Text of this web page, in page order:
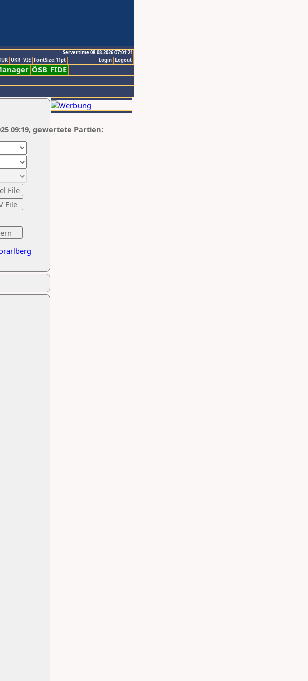
Servertime 08.08.2026 07:01:21
Logout
Login
UKR VIE FontSize:11pt
ÖSB FIDE
09:19, gewertete Partien: